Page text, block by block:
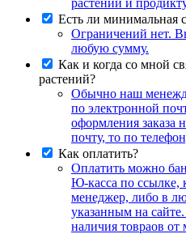
Есть ли минимальная
Ограничений нет.
любую сумму.
Как и когда со мной
растений?
Обычно наш
по электронной
оформления заказа
почту, то по
Как оплатить?
Оплатить можно
Ю-касса по ссылке,
менеджер, либо в
указанным на
наличия товраов от